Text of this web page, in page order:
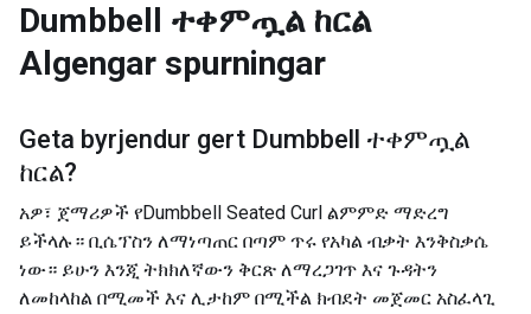
Dumbbell ተቀምጧል ከርል
Algengar spurningar
Geta byrjendur gert Dumbbell ተቀምጧል
ከርል?
አዎ፣ ጀማሪዎች የDumbbell Seated Curl ልምምድ ማድረግ
ይችላሉ። ቢሴፕስን ለማነጣጠር በጣም ጥሩ የአካል ብቃት እንቅስቃሴ
ነው። ይሁን እንጂ ትክክለኛውን ቅርጽ ለማረጋገጥ እና ጉዳትን
ለመከላከል በሚመች እና ሊታከም በሚችል ክብደት መጀመር አስፈላጊ